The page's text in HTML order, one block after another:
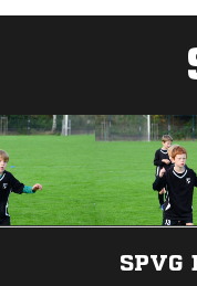
SPVG